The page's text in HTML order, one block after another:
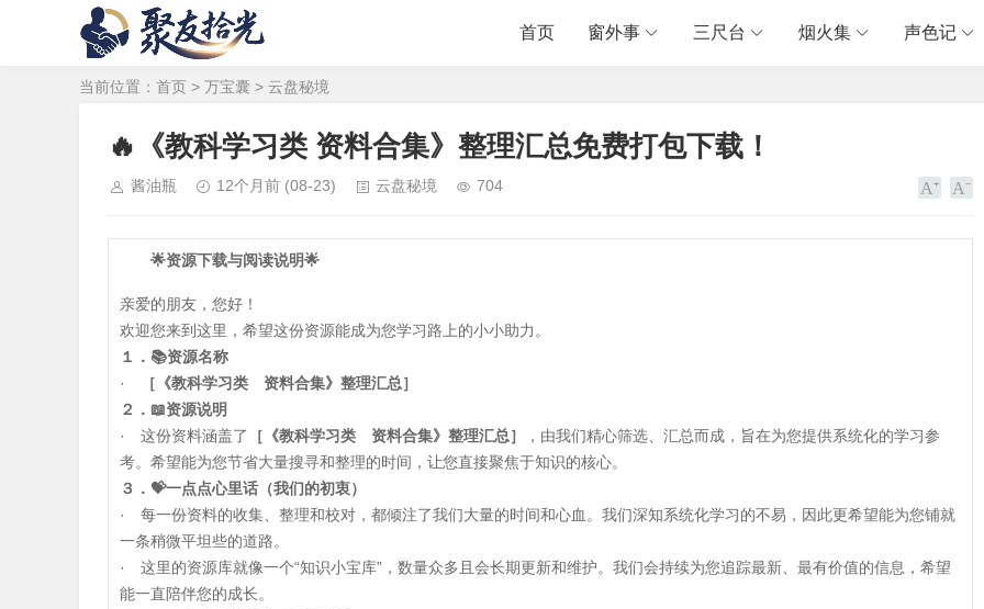
首页 窗外事 三尺台 烟火集 声色记
当前位置： 首页 > 万宝囊 > 云盘秘境
🔥《教科学习类 资料合集》整理汇总免费打包下载！
酱油瓶 12个月前 (08-23) 云盘秘境 704
🌟资源下载与阅读说明🌟
亲爱的朋友，您好！
欢迎您来到这里，希望这份资源能成为您学习路上的小小助力。
１．📚资源名称
·
［《教科学习类 资料合集》整理汇总］
２．📖资源说明
· 这份资料涵盖了
［《教科学习类 资料合集》整理汇总］
，由我们精心筛选、汇总而成，旨在为您提供系统化的学习参
考。希望能为您节省大量搜寻和整理的时间，让您直接聚焦于知识的核心。
３．💝一点点心里话（我们的初衷）
· 每一份资料的收集、整理和校对，都倾注了我们大量的时间和心血。我们深知系统化学习的不易，因此更希望能为您铺就
一条稍微平坦些的道路。
· 这里的资源库就像一个“知识小宝库”，数量众多且会长期更新和维护。我们会持续为您追踪最新、最有价值的信息，希望
能一直陪伴您的成长。